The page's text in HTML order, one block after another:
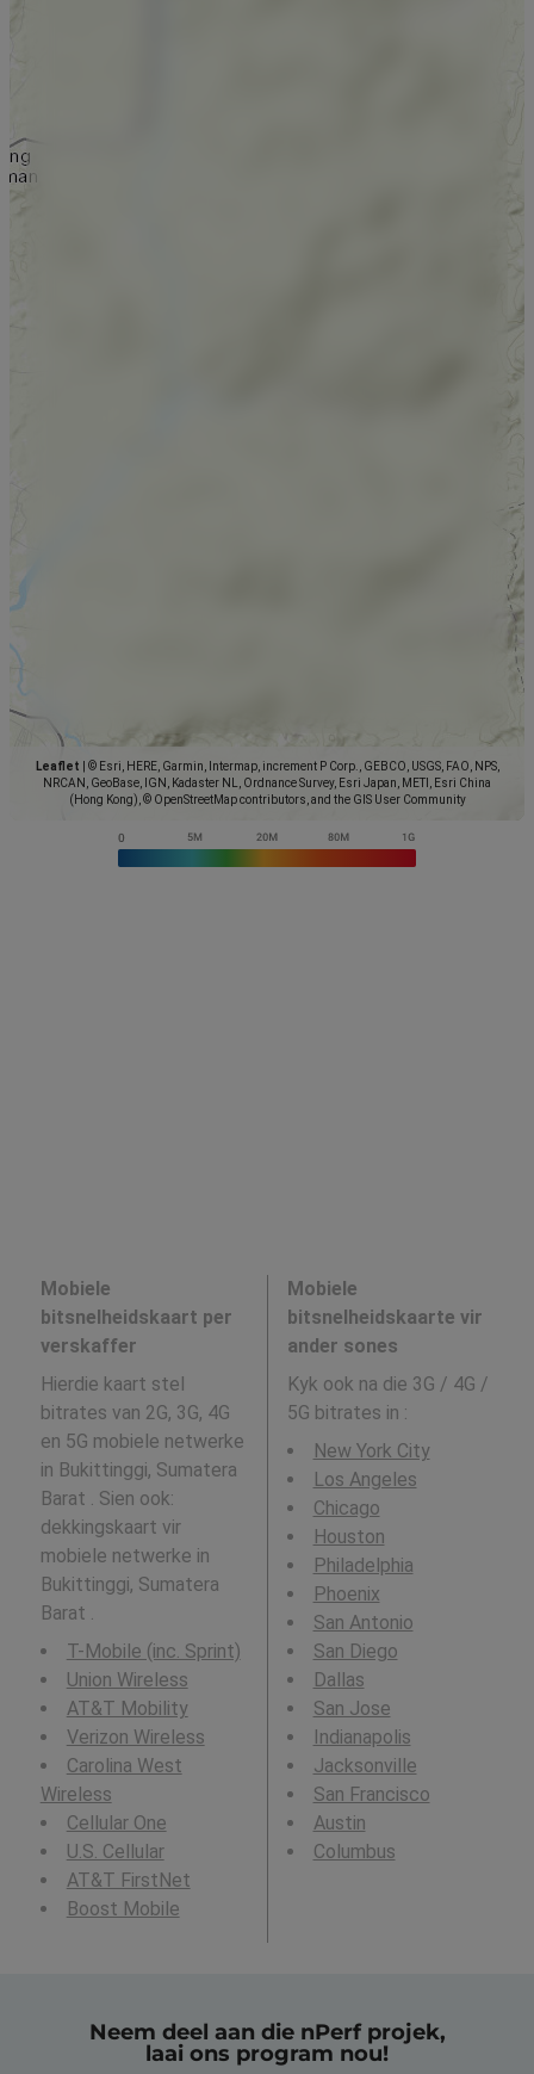
Leaflet
© Esri, HERE, Garmin, Intermap, increment P Corp., GEBCO, USGS, FAO, NPS,
NRCAN, GeoBase, IGN, Kadaster NL, Ordnance Survey, Esri Japan, METI, Esri China
(Hong Kong), © OpenStreetMap contributors, and the GIS User Community
Mobiele
bitsnelheidskaart per
verskaffer
Hierdie kaart stel
bitrates van 2G, 3G, 4G
en 5G mobiele netwerke
in Bukittinggi, Sumatera
Barat . Sien ook:
dekkingskaart vir
mobiele netwerke in
Bukittinggi, Sumatera
Barat .
T-Mobile (inc. Sprint)
Union Wireless
AT&T Mobility
Verizon Wireless
Carolina West
Wireless
Cellular One
U.S. Cellular
AT&T FirstNet
Boost Mobile
Mobiele
bitsnelheidskaarte vir
ander sones
Kyk ook na die 3G / 4G /
5G bitrates in :
New York City
Los Angeles
Chicago
Houston
Philadelphia
Phoenix
San Antonio
San Diego
Dallas
San Jose
Indianapolis
Jacksonville
San Francisco
Austin
Columbus
Neem deel aan die nPerf projek,
laai ons program nou!